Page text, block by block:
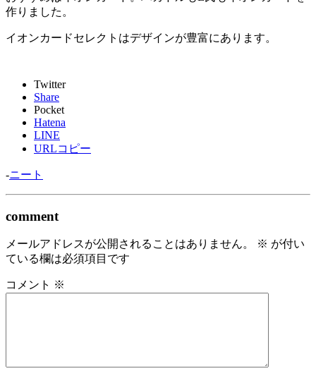
作りました。
イオンカードセレクトはデザインが豊富にあります。
Twitter
Share
Pocket
Hatena
LINE
URLコピー
-ニート
comment
メールアドレスが公開されることはありません。 ※ が付い
ている欄は必須項目です
コメント ※